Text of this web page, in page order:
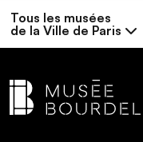
Tous les musées
de la Ville de Paris